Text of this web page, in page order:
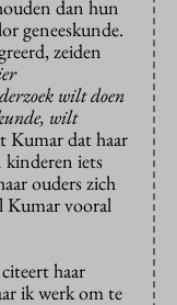
dan hun
geneeskunde.
zeiden
wilt doen
wilt
Kumar dat haar
iets
ouders zich
Kumar vooral
haar
ik werk om te